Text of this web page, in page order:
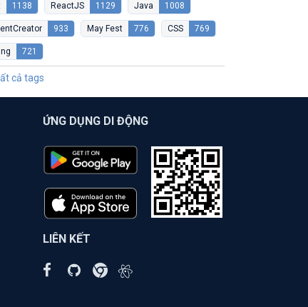
1138 ReactJS 1129 Java 1008
933 May Fest 776 CSS 769
721
cả tags
ỨNG DỤNG DI ĐỘNG
LIÊN KẾT